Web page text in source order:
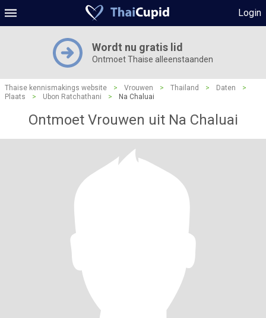
Login
Wordt nu gratis lid
Ontmoet Thaise alleenstaanden
Thaise kennismakings website > Vrouwen > Thailand > Daten
>
Plaats
> Ubon Ratchathani > Na Chaluai
Ontmoet Vrouwen uit Na Chaluai